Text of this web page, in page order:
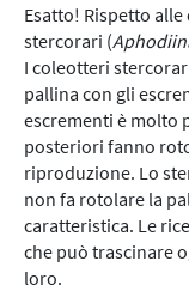
Esatto! Rispetto
stercorari (
I coleotteri
pallina con gli
escrementi è molto
posteriori fanno
riproduzione. Lo
non fa rotolare la
caratteristica. Le
che può trascinare
loro.